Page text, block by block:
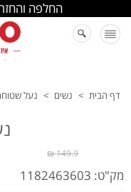
החלפה
דף הבית > נשים > נעל
149.9 ₪
מק"ט: 1182463603